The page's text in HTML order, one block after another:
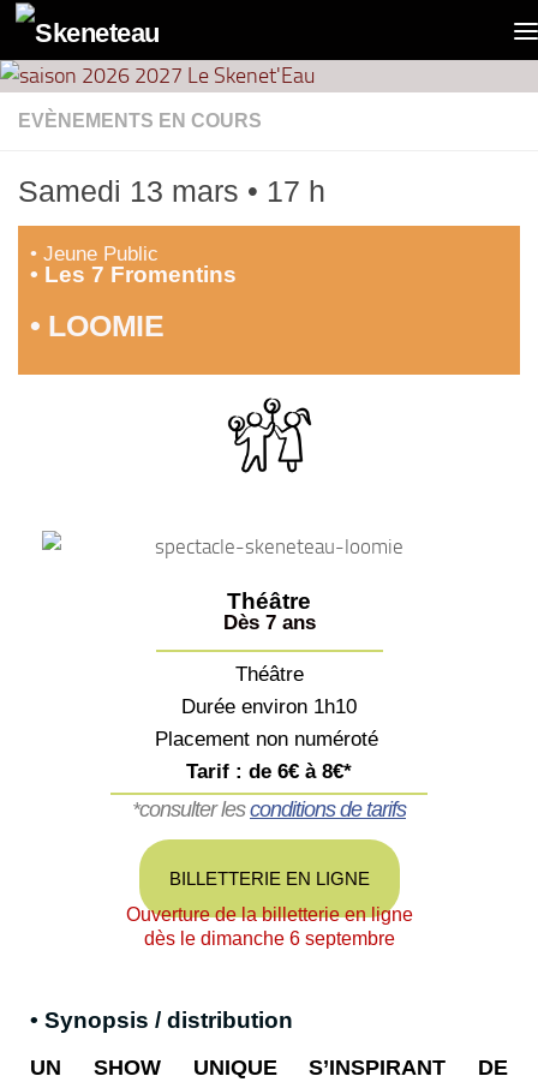
Panneau de gestion des cookies
principal
Skip to content
EVÈNEMENTS EN COURS
Samedi 13 mars • 17 h
• Jeune Public
• Les 7 Fromentins
• LOOMIE
Théâtre
Dès 7 ans
Théâtre
Durée environ 1h10
Placement non numéroté
Tarif : de 6€ à 8€*
*consulter lesconditions de tarifs
BILLETTERIE EN LIGNE
Ouverture de la billetterie en ligne
dès le dimanche 6 septembre
• Synopsis / distribution
UN SHOW UNIQUE S’INSPIRANT DE